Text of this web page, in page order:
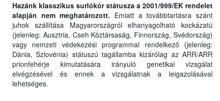
Hazánk klasszikus surlókór státusza a 2001/999/EK rendelet
alapján nem meghatározott. Emiatt a továbbtartásra szánt
juhok szállítása Magyarországról elhanyagolható kockázatú
(jelenleg: Ausztria, Cseh Köztársaság, Finnország, Svédország)
vagy nemzeti védekezési programmal rendelkező (jelenleg:
Dánia, Szlovénia) státuszú tagállamba kizárólag az ARR/ARR
prionfehérje kimutatására irányuló genetikai vizsgálat
elvégzésével és ennek a vizsgálatnak a leigazolásával
lehetséges.